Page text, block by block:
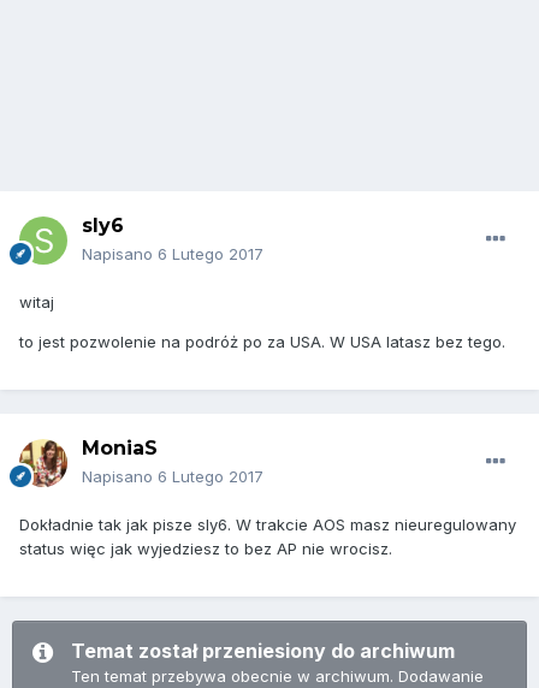
sly6
Napisano 6 Lutego 2017
witaj
to jest pozwolenie na podróż po za USA. W USA latasz bez tego.
MoniaS
Napisano 6 Lutego 2017
Dokładnie tak jak pisze sly6. W trakcie AOS masz nieuregulowany
status więc jak wyjedziesz to bez AP nie wrocisz.
Temat został przeniesiony do archiwum
Ten temat przebywa obecnie w archiwum. Dodawanie